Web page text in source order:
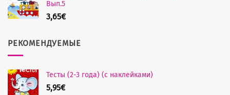
Вып.5
3,65€
РЕКОМЕНДУЕМЫЕ
Тесты (2-3 года) (с наклейками)
5,95€